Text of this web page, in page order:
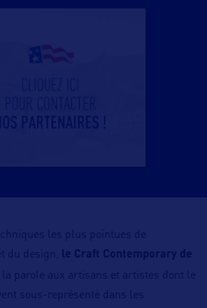
les plus pointues de
du design,
le Craft Contemporary de
la parole aux artisans et artistes dont le
sous-représenté dans les